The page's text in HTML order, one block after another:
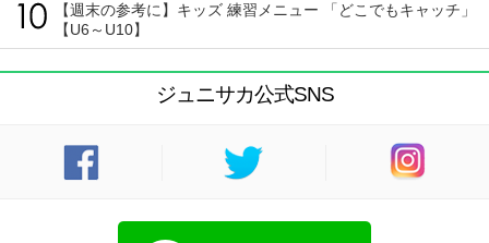
【週末の参考に】キッズ 練習メニュー 「どこでもキャッチ」
【U6～U10】
ジュニサカ公式SNS